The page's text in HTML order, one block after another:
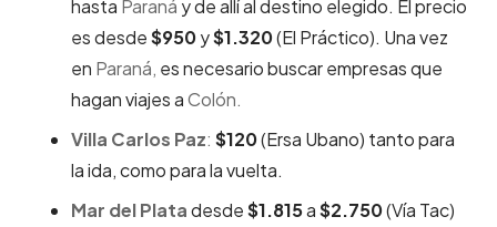
hasta Paraná y de allí al destino elegido. El precio
es desde$950y$1.320(El Práctico). Una vez
en Paraná, es necesario buscar empresas que
hagan viajes aColón.
Villa Carlos Paz: $120(Ersa Ubano) tanto para
la ida, como para la vuelta.
Mar del Platadesde$1.815a$2.750(Vía Tac)